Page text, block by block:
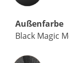
Außenfarbe
Black Magic